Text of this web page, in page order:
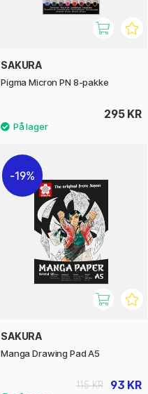
SAKURA
Pigma Micron PN 8-pakke
295 KR
19%
SAKURA
Manga Drawing Pad A5
93 KR
115 KR